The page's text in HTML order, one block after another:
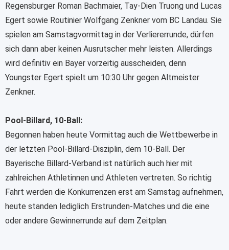
Regensburger Roman Bachmaier, Tay-Dien Truong und Lucas
Egert sowie Routinier Wolfgang Zenkner vom BC Landau. Sie
spielen am Samstagvormittag in der Verliererrunde, dürfen
sich dann aber keinen Ausrutscher mehr leisten. Allerdings
wird definitiv ein Bayer vorzeitig ausscheiden, denn
Youngster Egert spielt um 10:30 Uhr gegen Altmeister
Zenkner.
Pool-Billard, 10-Ball:
Begonnen haben heute Vormittag auch die Wettbewerbe in
der letzten Pool-Billard-Disziplin, dem 10-Ball. Der
Bayerische Billard-Verband ist natürlich auch hier mit
zahlreichen Athletinnen und Athleten vertreten. So richtig
Fahrt werden die Konkurrenzen erst am Samstag aufnehmen,
heute standen lediglich Erstrunden-Matches und die eine
oder andere Gewinnerrunde auf dem Zeitplan.